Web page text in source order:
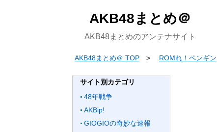
AKB48まとめ＠
AKB48まとめのアンテナサイト
AKB48まとめ＠ TOP ROMれ！ペンギン
サイト別カテゴリ
48年戦争
AKBip!
GIOGIOの奇妙な速報